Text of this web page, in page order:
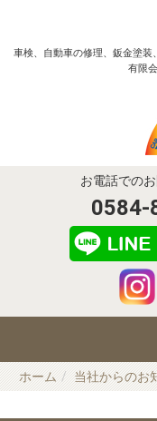
車検、自動車の修理、鈑金塗
有限
お電話での
0584-
ホーム 当社からのお